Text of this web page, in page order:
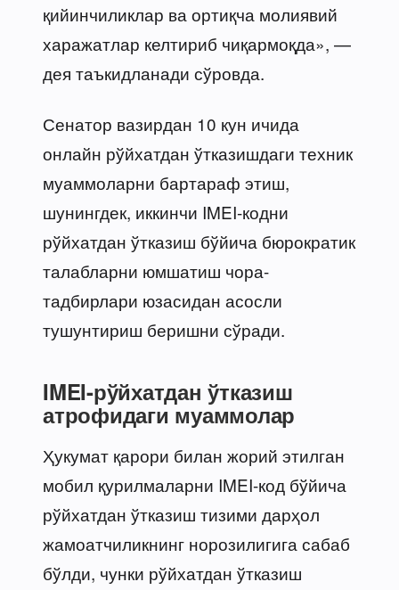
қийинчиликлар ва ортиқча молиявий
харажатлар келтириб чиқармоқда», —
дея таъкидланади сўровда.
Сенатор вазирдан 10 кун ичида
онлайн рўйхатдан ўтказишдаги техник
муаммоларни бартараф этиш,
шунингдек, иккинчи IMEI-кодни
рўйхатдан ўтказиш бўйича бюрократик
талабларни юмшатиш чора-
тадбирлари юзасидан асосли
тушунтириш беришни сўради.
IMEI-рўйхатдан ўтказиш
атрофидаги муаммолар
Ҳукумат қарори билан жорий этилган
мобил қурилмаларни IMEI-код бўйича
рўйхатдан ўтказиш тизими дарҳол
жамоатчиликнинг норозилигига сабаб
бўлди, чунки рўйхатдан ўтказиш